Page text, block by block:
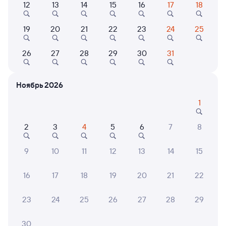
Найдём билет на поезд за вас
Даже если сейчас нет мест
Искать билеты
Вало Нетворк
4 ⁠165 ⁠₽
Отель Санкт-
12 13 14 15 16 17 18
19 20 21 22 23 24 25
26 27 28 29 30 31
Ноябрь 2026
1
2 3 4 5 6 7 8
9 10 11 12 13 14 15
16 17 18 19 20 21 22
23 24 25 26 27 28 29
30